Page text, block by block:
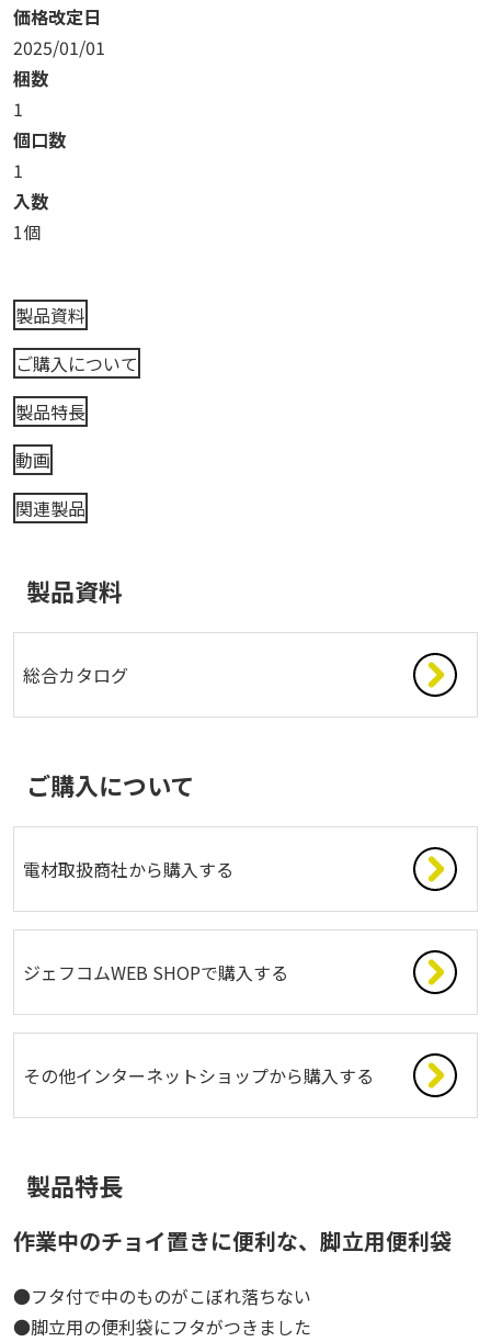
価格改定日
2025/01/01
梱数
1
個口数
1
入数
1個
製品資料
ご購入について
製品特長
動画
関連製品
製品資料
総合カタログ
ご購入について
電材取扱商社から購入する
ジェフコムWEB SHOPで購入する
その他インターネットショップから購入する
製品特長
作業中のチョイ置きに便利な、脚立用便利袋
●フタ付で中のものがこぼれ落ちない
●脚立用の便利袋にフタがつきました